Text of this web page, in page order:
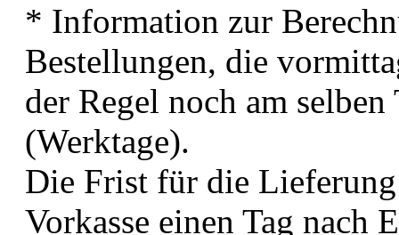
* Information zur
Bestellungen, die
der Regel noch am selben
(Werktage).
Die Frist für die
Vorkasse einen Tag nach